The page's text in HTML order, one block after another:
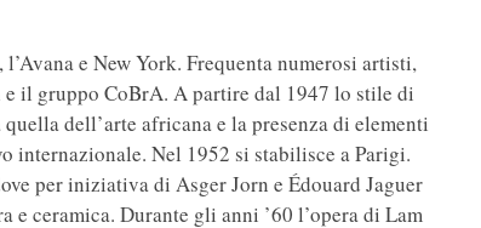
e New York. Frequenta numerosi artisti,
il gruppo CoBrA. A partire dal 1947 lo stile di
dell’arte africana e la presenza di elementi
internazionale. Nel 1952 si stabilisce a Parigi.
per iniziativa di Asger Jorn e Édouard Jaguer
ceramica. Durante gli anni ’60 l’opera di Lam